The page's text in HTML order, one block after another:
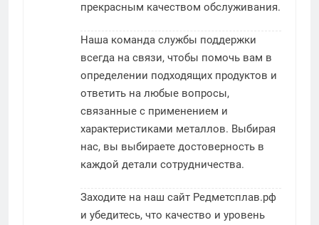
прекрасным качеством обслуживания.
Наша команда службы поддержки
всегда на связи, чтобы помочь вам в
определении подходящих продуктов и
ответить на любые вопросы,
связанные с применением и
характеристиками металлов. Выбирая
нас, вы выбираете достоверность в
каждой детали сотрудничества.
Заходите на наш сайт Редметсплав.рф
и убедитесь, что качество и уровень